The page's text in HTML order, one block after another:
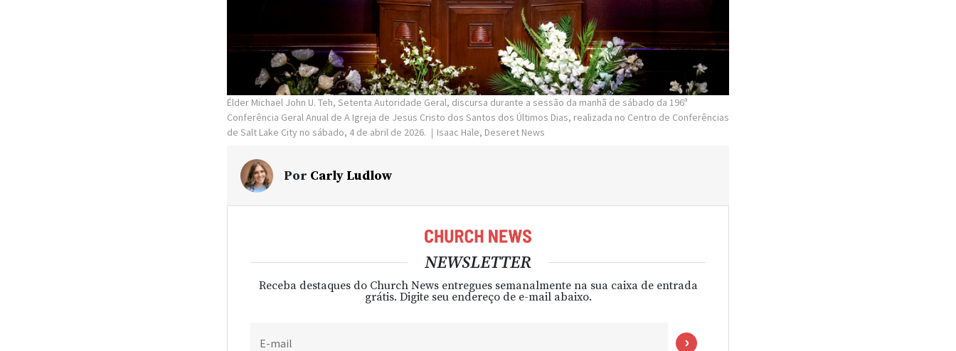
Élder Michael John U. Teh, Setenta Autoridade Geral, discursa durante a sessão da manhã de sábado da 196ª
Conferência Geral Anual de A Igreja de Jesus Cristo dos Santos dos Últimos Dias, realizada no Centro de Conferências
de Salt Lake City no sábado, 4 de abril de 2026.
Isaac Hale, Deseret News
Por Carly Ludlow
NEWSLETTER
Receba destaques do Church News entregues semanalmente na sua caixa de entrada
grátis. Digite seu endereço de e-mail abaixo.
E-mail